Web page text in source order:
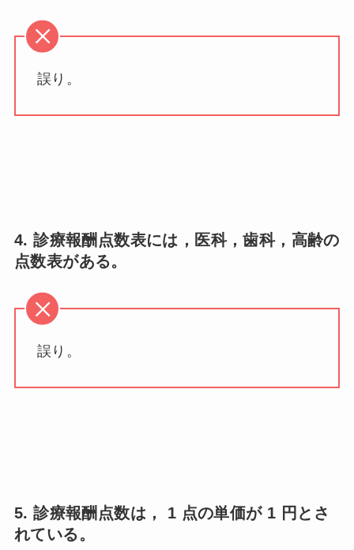
誤り。
4. 診療報酬点数表には，医科，歯科，高齢の
点数表がある。
誤り。
5. 診療報酬点数は， 1 点の単価が 1 円とさ
れている。